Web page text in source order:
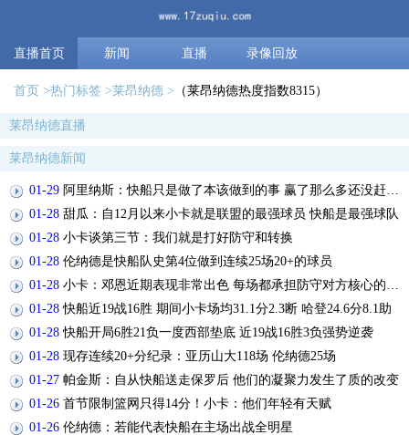
直播首页 新闻 直播 录像回放
首页 热门标签 莱昂纳德 （莱昂纳德热度指数8315）
莱昂纳德直播
莱昂纳德新闻
01-29 阿里纳斯：快船只是做了本该做到的事 赢了那么多还没赶上开拓者
01-28 甜瓜：自12月以来小卡就是联盟的最强球员 快船是最强球队
01-28 小卡谈第三节：我们就是打好防守和转换
01-28 伦纳德是快船队史第4位做到连续25场20+的球员
01-28 小卡：邓恩近期表现非常出色 每场都承担防守对方核心的重任
01-28 快船近19战16胜 期间小卡场均31.1分2.3断 哈登24.6分8.1助
01-28 快船开局6胜21负一度西部垫底 近19战16胜3负强势逆袭
01-28 现存连续20+分纪录：亚历山大118场 伦纳德25场
01-27 帕金斯：自从快船送走保罗后 他们的凝聚力发生了质的改变
01-26 首节限制篮网只得14分！小卡：他们年轻有天赋
01-26 伦纳德：若能代表快船在主场出战全明星